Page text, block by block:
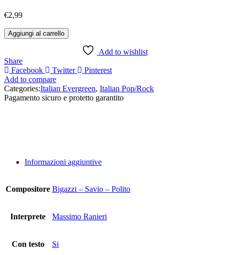
€2,99
Aggiungi al carrello
Add to wishlist
Share
Facebook
Twitter
Pinterest
Add to compare
Categories:Italian Evergreen, Italian Pop/Rock
Pagamento sicuro e protetto garantito
Informazioni aggiuntive
Compositore Bigazzi – Savio – Polito
Interprete Massimo Ranieri
Con testo Si